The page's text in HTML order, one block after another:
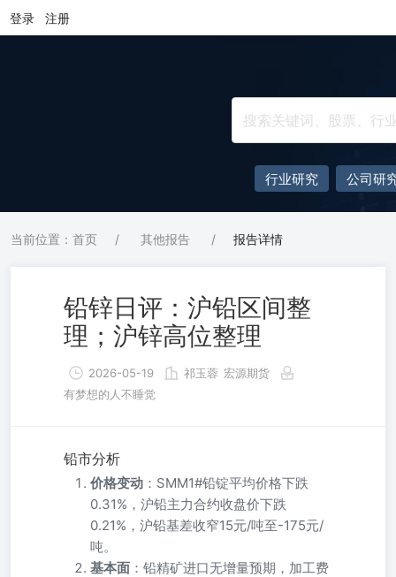
登录 注册
行业研究 公司研
当前位置：首页 / 其他报告 / 报告详情
铅锌日评：沪铅区间整
理；沪锌高位整理
2026-05-19 祁玉蓉 宏源期货
有梦想的人不睡觉
铅市分析
价格变动 ：SMM1#铅锭平均价格下跌
0.31%，沪铅主力合约收盘价下跌
0.21%，沪铅基差收窄15元/吨至-175元/
吨。
基本面 ：铅精矿进口无增量预期，加工费